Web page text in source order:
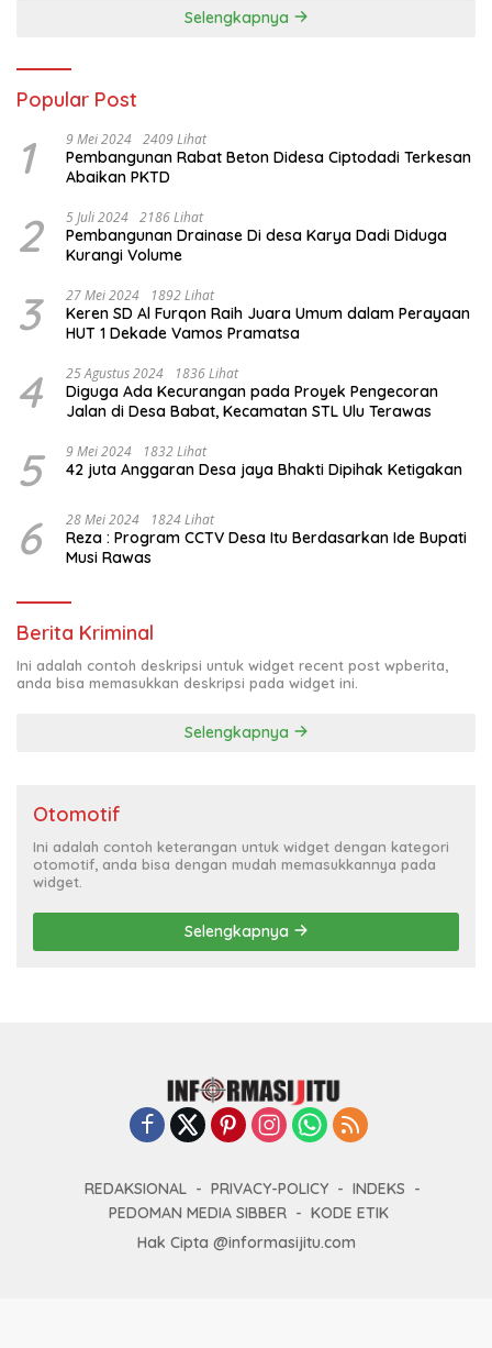
Selengkapnya
Popular Post
1 9 Mei 2024 2409 Lihat
Pembangunan Rabat Beton Didesa Ciptodadi Terkesan
Abaikan PKTD
2 5 Juli 2024 2186 Lihat
Pembangunan Drainase Di desa Karya Dadi Diduga
Kurangi Volume
3 27 Mei 2024 1892 Lihat
Keren SD Al Furqon Raih Juara Umum dalam Perayaan
HUT 1 Dekade Vamos Pramatsa
4 25 Agustus 2024 1836 Lihat
Diguga Ada Kecurangan pada Proyek Pengecoran
Jalan di Desa Babat, Kecamatan STL Ulu Terawas
5 9 Mei 2024 1832 Lihat
42 juta Anggaran Desa jaya Bhakti Dipihak Ketigakan
6 28 Mei 2024 1824 Lihat
Reza : Program CCTV Desa Itu Berdasarkan Ide Bupati
Musi Rawas
Berita Kriminal
Ini adalah contoh deskripsi untuk widget recent post wpberita,
anda bisa memasukkan deskripsi pada widget ini.
Selengkapnya
Otomotif
Ini adalah contoh keterangan untuk widget dengan kategori
otomotif, anda bisa dengan mudah memasukkannya pada
widget.
Selengkapnya
REDAKSIONAL PRIVACY-POLICY
INDEKS
PEDOMAN MEDIA SIBBER
KODE ETIK
Hak Cipta @informasijitu.com